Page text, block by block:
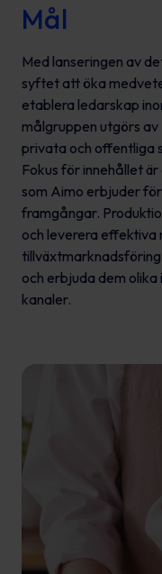
Mål
Med lanseringen av
syftet att öka
etablera ledarskap
målgruppen utgörs
privata och offentliga
Fokus för innehållet
som Aimo erbjuder
framgångar.
och leverera effektiva
och erbjuda dem olika
kanaler.